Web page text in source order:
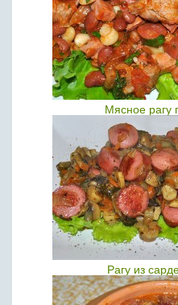
Мясное рагу
Рагу из